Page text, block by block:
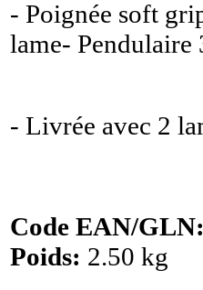
- Poignée soft
lame- Pendulaire
- Livrée avec 2
Code EAN/GLN:
Poids: 2.50 kg